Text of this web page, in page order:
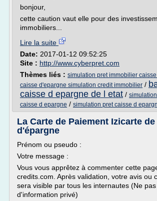
bonjour,
cette caution vaut elle pour des
immobiliers...
Lire la suite
Date: 2017-01-12 09:52:25
Site : http://www.cyberpret.com
Thèmes liés : simulation pret immobilier
caisse d'epargne simulation credit immobilier /
caisse d epargne de l etat /
caisse d epargne / simulation pret caisse d
La Carte de Paiement Izicarte
d'épargne
Prénom ou pseudo :
Votre message :
Vous vous apprêtez à commenter cette
credits.com. Après validation, votre avis ou
sera visible par tous les internautes (Ne
d'information privé)